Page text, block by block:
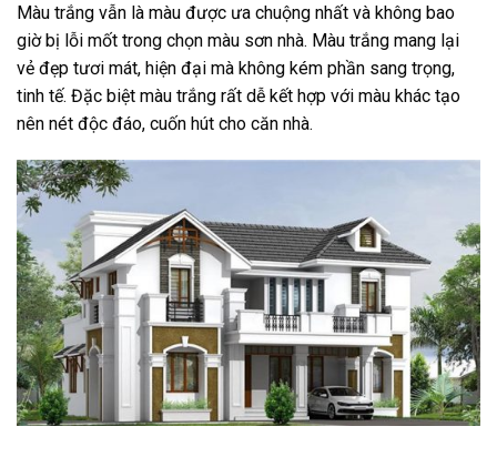
Màu trắng vẫn là màu được ưa chuộng nhất và không bao
giờ bị lỗi mốt trong chọn màu sơn nhà. Màu trắng mang lại
vẻ đẹp tươi mát, hiện đại mà không kém phần sang trọng,
tinh tế. Đặc biệt màu trắng rất dễ kết hợp với màu khác tạo
nên nét độc đáo, cuốn hút cho căn nhà.